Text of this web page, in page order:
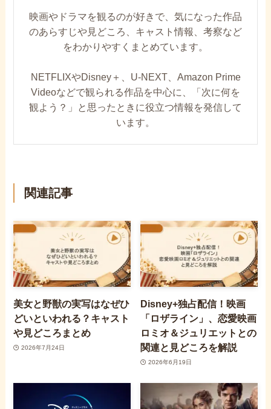
映画やドラマを観るのが好きで、気になった作品
のあらすじや見どころ、キャスト情報、考察など
をわかりやすくまとめています。
NETFLIXやDisney＋、U-NEXT、Amazon Prime
Videoなどで観られる作品を中心に、「次に何を
観よう？」と思ったときに役立つ情報を発信して
います。
関連記事
美女と野獣の実写はなぜひ
どいといわれる？キャスト
や見どころまとめ
2026年7月24日
Disney+独占配信！映画
「ロザライン」、恋愛映画
ロミオ＆ジュリエットとの
関連と見どころを解説
2026年6月19日